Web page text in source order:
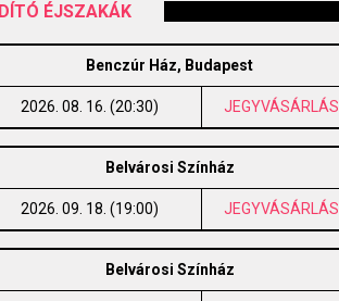
ÉJSZAKÁK
Benczúr Ház, Budapest
2026. 08. 16. (20:30) JEGYVÁSÁRLÁS
Belvárosi Színház
2026. 09. 18. (19:00) JEGYVÁSÁRLÁS
Belvárosi Színház